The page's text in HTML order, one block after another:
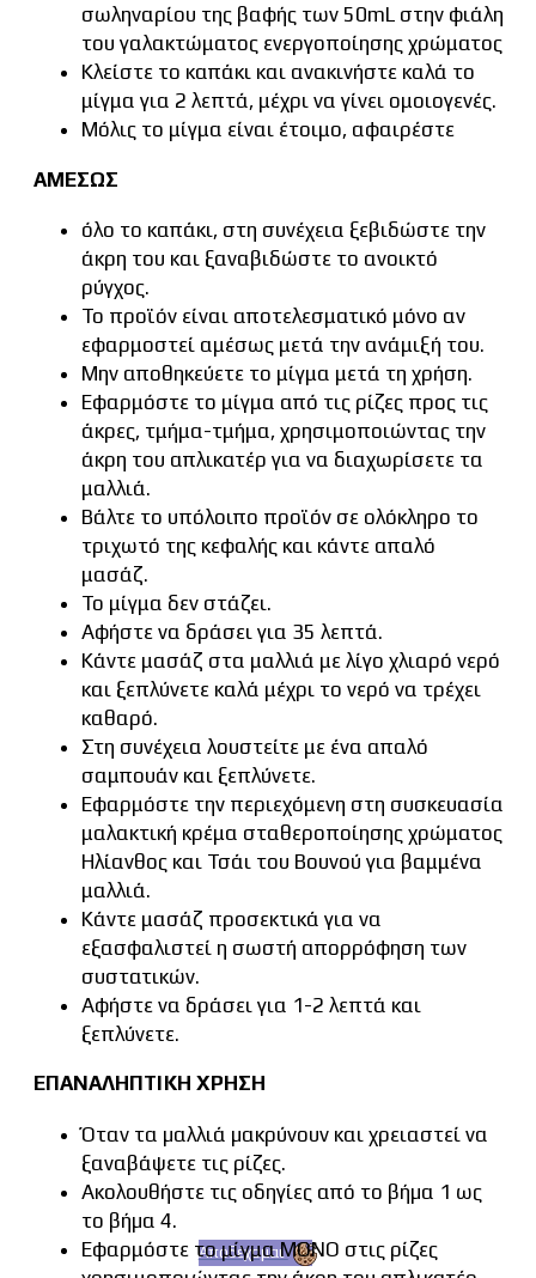
Αποδέχομαι
σωληναρίου της βαφής των 50mL στην φιάλη
του γαλακτώματος ενεργοποίησης χρώματος
Κλείστε το καπάκι και ανακινήστε καλά το
μίγμα για 2 λεπτά, μέχρι να γίνει ομοιογενές.
Μόλις το μίγμα είναι έτοιμο, αφαιρέστε
ΑΜΕΣΩΣ
όλο το καπάκι, στη συνέχεια ξεβιδώστε την
άκρη του και ξαναβιδώστε το ανοικτό
ρύγχος.
Το προϊόν είναι αποτελεσματικό μόνο αν
εφαρμοστεί αμέσως μετά την ανάμιξή του.
Μην αποθηκεύετε το μίγμα μετά τη χρήση.
Εφαρμόστε το μίγμα από τις ρίζες προς τις
άκρες, τμήμα-τμήμα, χρησιμοποιώντας την
άκρη του απλικατέρ για να διαχωρίσετε τα
μαλλιά.
Βάλτε το υπόλοιπο προϊόν σε ολόκληρο το
τριχωτό της κεφαλής και κάντε απαλό
μασάζ.
Το μίγμα δεν στάζει.
Αφήστε να δράσει για 35 λεπτά.
Κάντε μασάζ στα μαλλιά με λίγο χλιαρό νερό
και ξεπλύνετε καλά μέχρι το νερό να τρέχει
καθαρό.
Στη συνέχεια λουστείτε με ένα απαλό
σαμπουάν και ξεπλύνετε.
Εφαρμόστε την περιεχόμενη στη συσκευασία
μαλακτική κρέμα σταθεροποίησης χρώματος
Ηλίανθος και Τσάι του Βουνού για βαμμένα
μαλλιά.
Κάντε μασάζ προσεκτικά για να
εξασφαλιστεί η σωστή απορρόφηση των
συστατικών.
Αφήστε να δράσει για 1-2 λεπτά και
ξεπλύνετε.
ΕΠΑΝΑΛΗΠΤΙΚΗ ΧΡΗΣΗ
Όταν τα µαλλιά µακρύνουν και χρειαστεί να
ξαναβάψετε τις ρίζες.
Ακολουθήστε τις οδηγίες από το βήµα 1 ως
το βήµα 4.
Εφαρμόστε το μίγμα ΜΟΝΟ στις ρίζες